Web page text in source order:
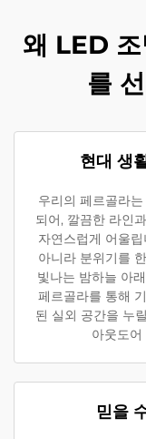
왜 LED
를
현대 생
우리의 페르골라
되어, 깔끔한 라인
자연스럽게 어울
아니라 분위기를
빛나는 밤하늘 아
페르골라를 통해
된 실외 공간을 누
아웃도
믿을